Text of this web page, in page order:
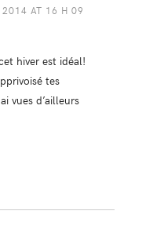
2014 AT 16 H 09
hiver est idéal!
tes
vues d’ailleurs